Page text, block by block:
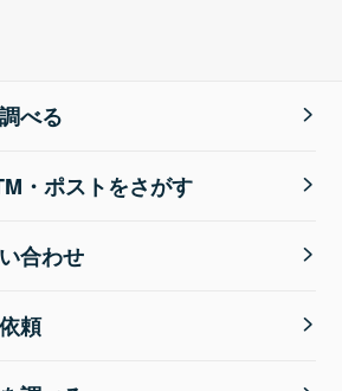
べる
・ポストをさがす
合わせ
頼